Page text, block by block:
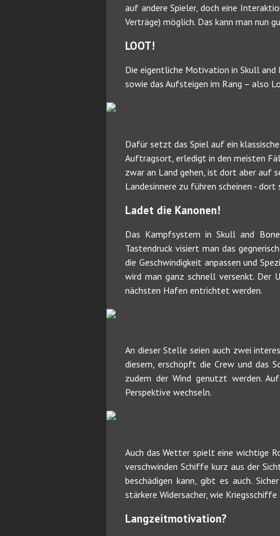
auf andere Spieler, doch eine
Verträge) möglich. Das kann man nun
LOOT!
Die eigentliche Motivation in Skull and
sowie das Aufsteigen im Rang – also
Dafür setzt das Spiel auf ein
Auftragsort, erledigt in den meisten
zwar an Land gehen, ist dort aber auf
Landesinnere zu führen scheinen -
Ladet die Kanonen!
Das Kampfsystem in Skull and
Tastendruck visiert man das
die Geschwindigkeit anpassen und
wird man ganz schnell versenkt. Der
nächsten Hafen entrichtet werden.
An dieser Stelle seien auch zwei
diesem, erschöpft die Crew und das
zudem der Wind genutzt werden.
Perspektive wechseln.
Auch das Wetter spielt eine wichtige
verschwinden Schiffe kurz aus der
beschädigen kann, gibt es auch.
stärkere Widersacher, wie
Langzeitmotivation?